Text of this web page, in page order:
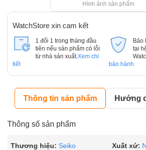
Hình ảnh sản phẩm
WatchStore xin cam kết
1 đổi 1 trong tháng đầu
tiên nếu sản phẩm có lỗi
từ nhà sản xuất. Xem chi
tiết
Bảo
tại
bảo hành
Thông tin sản phẩm Hướng
Thông số sản phẩm
Thương hiệu: Seiko Xuất xứ: